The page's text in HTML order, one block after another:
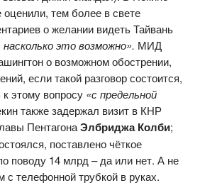
тем более в свете
о желании видеть Тайвань
это возможно». МИД
о возможном обострении,
если такой разговор состоится,
этому вопросу «с предельной
также задержал визит в КНР
ПентагонаЭлбриджа Колби;
поставлено чёткое
поводу 14 млрд – да или нет. А не
с телефонной трубкой в руках.